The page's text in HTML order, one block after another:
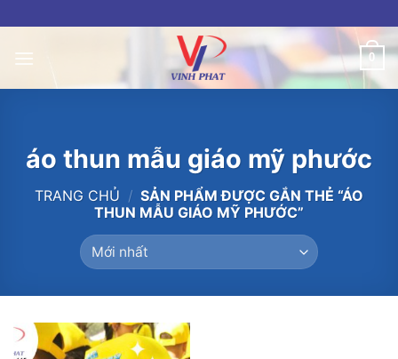
to
content
0
áo thun mẫu giáo mỹ phước
TRANG CHỦ / SẢN PHẨM ĐƯỢC GẮN THẺ “ÁO
THUN MẪU GIÁO MỸ PHƯỚC”